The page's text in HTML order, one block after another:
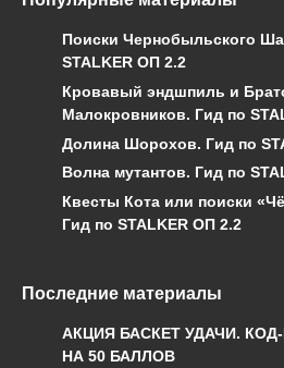
Поиски Чернобыльского
STALKER ОП 2.2
Кровавый эндшпиль и
Малокровников. Гид по
Долина Шорохов. Гид по
Волна мутантов. Гид по
Квесты Кота или поиски
Гид по STALKER ОП 2.2
Последние материалы
АКЦИЯ БАСКЕТ УДАЧИ.
НА 50 БАЛЛОВ